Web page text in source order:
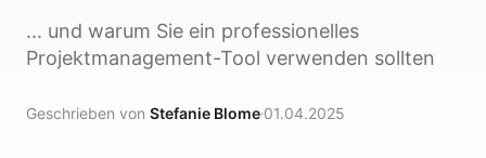
... und warum Sie ein professionelles
Projektmanagement-Tool verwenden sollten
Geschrieben von Stefanie Blome 01.04.2025